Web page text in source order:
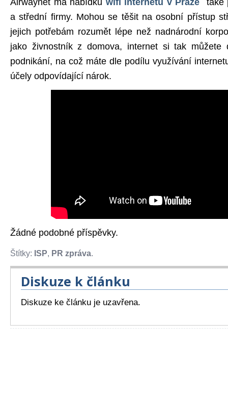
Airwaynet má nabídku wifi internetu v Praze také
a střední firmy. Mohou se těšit na osobní přístup
jejich potřebám rozumět lépe než nadnárodní
jako živnostník z domova, internet si tak můžete
podnikání, na což máte dle podílu využívání
účely odpovídající nárok.
Žádné podobné příspěvky.
Štítky: ISP, PR zpráva.
Diskuze k článku
Diskuze ke článku je uzavřena.